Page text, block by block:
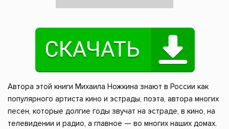
Автора этой книги Михаила Ножкина знают в России как
популярного артиста кино и эстрады, поэта, автора многих
песен, которые долгие годы звучат на эстраде, в кино, на
телевидении и радио, а главное — во многих наших домах.